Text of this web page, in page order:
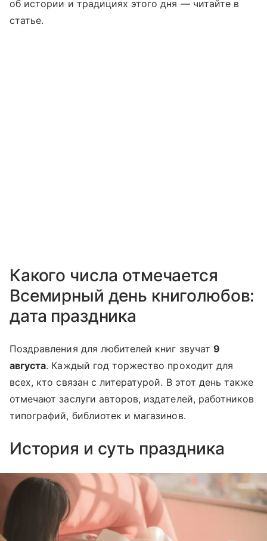
об истории и традициях этого дня — читайте в
статье.
Какого числа отмечается
Всемирный день книголюбов:
дата праздника
Поздравления для любителей книг звучат 9
августа. Каждый год торжество проходит для
всех, кто связан с литературой. В этот день также
отмечают заслуги авторов, издателей, работников
типографий, библиотек и магазинов.
История и суть праздника